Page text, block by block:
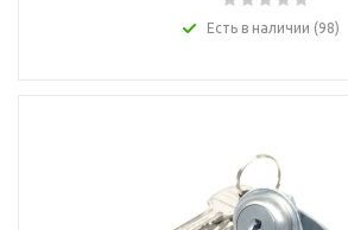
Есть в наличии (98)